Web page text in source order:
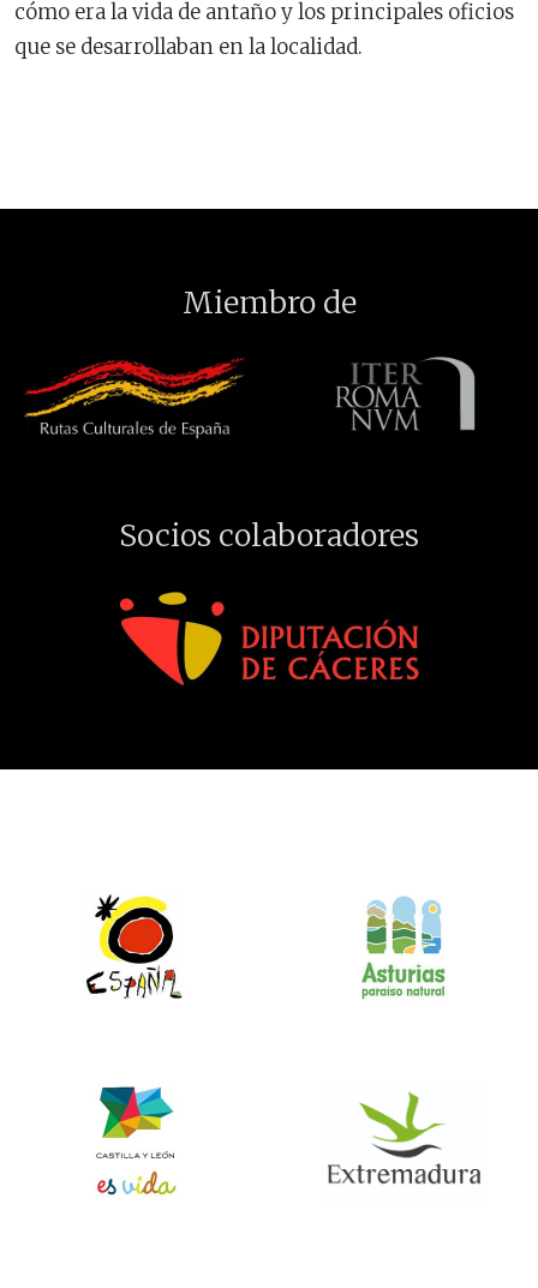
cómo era la vida de antaño y los principales oficios
que se desarrollaban en la localidad.
Miembro de
Socios colaboradores